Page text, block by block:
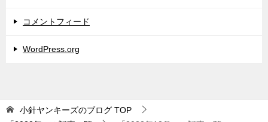
コメントフィード
WordPress.org
小針ヤンキーズのブログ TOP